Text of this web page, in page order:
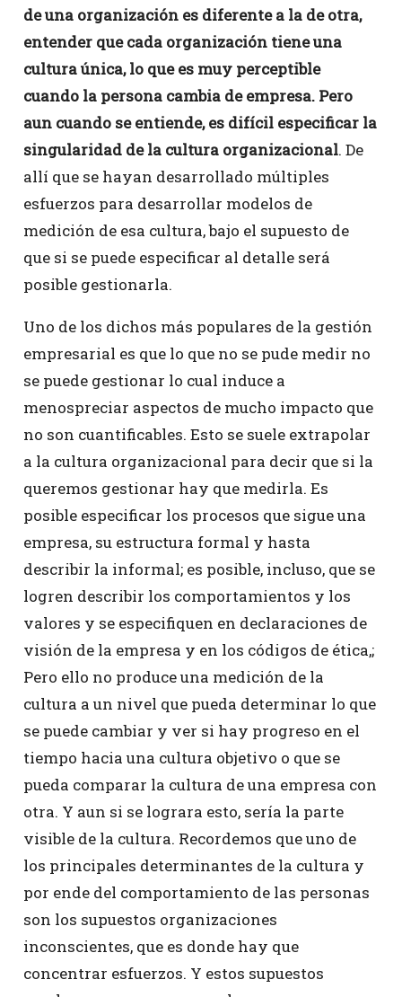
de una organización es diferente a la de otra,
entender que cada organización tiene una
cultura única, lo que es muy perceptible
cuando la persona cambia de empresa. Pero
aun cuando se entiende, es difícil especificar la
singularidad de la cultura organizacional. De
allí que se hayan desarrollado múltiples
esfuerzos para desarrollar modelos de
medición de esa cultura, bajo el supuesto de
que si se puede especificar al detalle será
posible gestionarla.
Uno de los dichos más populares de la gestión
empresarial es que lo que no se pude medir no
se puede gestionar lo cual induce a
menospreciar aspectos de mucho impacto que
no son cuantificables. Esto se suele extrapolar
a la cultura organizacional para decir que si la
queremos gestionar hay que medirla. Es
posible especificar los procesos que sigue una
empresa, su estructura formal y hasta
describir la informal; es posible, incluso, que se
logren describir los comportamientos y los
valores y se especifiquen en declaraciones de
visión de la empresa y en los códigos de ética,;
Pero ello no produce una medición de la
cultura a un nivel que pueda determinar lo que
se puede cambiar y ver si hay progreso en el
tiempo hacia una cultura objetivo o que se
pueda comparar la cultura de una empresa con
otra. Y aun si se lograra esto, sería la parte
visible de la cultura. Recordemos que uno de
los principales determinantes de la cultura y
por ende del comportamiento de las personas
son los supuestos organizaciones
inconscientes, que es donde hay que
concentrar esfuerzos. Y estos supuestos